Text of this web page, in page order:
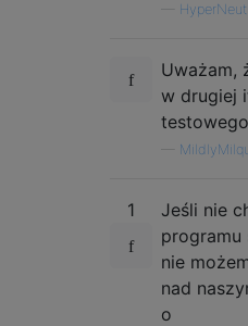
Uważam,
w drugiej
testowego
1
Jeśli nie
programu
nie
nad
o